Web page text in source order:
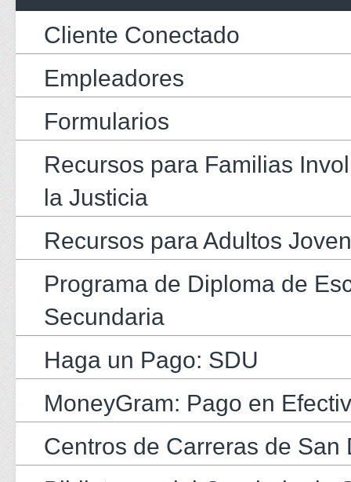
Cliente Conectado
Empleadores
Formularios
Recursos para Familias
la Justicia
Recursos para Adultos
Programa de Diploma de
Secundaria
Haga un Pago: SDU
MoneyGram: Pago en
Centros de Carreras de San